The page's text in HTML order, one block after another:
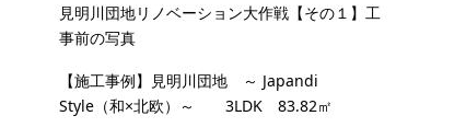
見明川団地リノベーション大作戦【その１】工
事前の写真
【施工事例】見明川団地 ～ Japandi
Style（和×北欧）～ 3LDK 83.82㎡